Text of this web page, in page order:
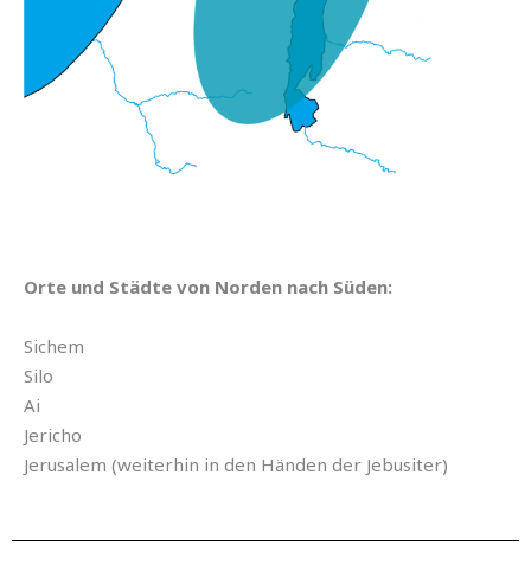
Orte und Städte von Norden nach Süden:
Sichem
Silo
Ai
Jericho
Jerusalem (weiterhin in den Händen der Jebusiter)